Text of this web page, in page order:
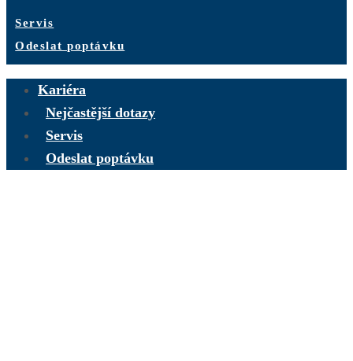
Servis
Odeslat poptávku
Kariéra
Nejčastější dotazy
Servis
Odeslat poptávku